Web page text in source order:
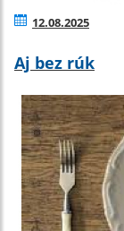
12.08.2025
Aj bez rúk